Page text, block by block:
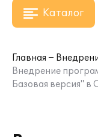
Каталог
Главная
Внедрение
Базовая